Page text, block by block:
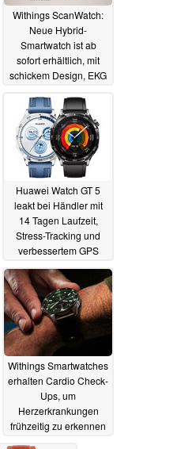
Withings ScanWatch:
Neue Hybrid-
Smartwatch ist ab
sofort erhältlich, mit
schickem Design, EKG
Akkulaufzeit06.11.2024
Huawei Watch GT 5
leakt bei Händler mit
14 Tagen Laufzeit,
Stress-Tracking und
verbessertem GPS
16.09.2024
Withings Smartwatches
erhalten Cardio Check-
Ups, um
Herzerkrankungen
frühzeitig zu erkennen